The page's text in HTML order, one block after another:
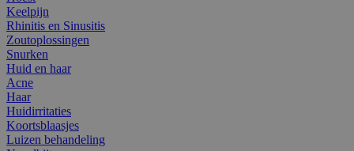
Keelpijn
Rhinitis en Sinusitis
Zoutoplossingen
Snurken
Huid en haar
Acne
Haar
Huidirritaties
Koortsblaasjes
Luizen behandeling